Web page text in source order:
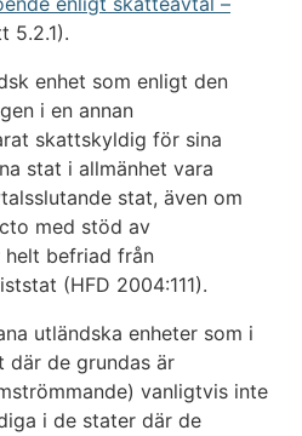
5.2.1).
enhet som enligt den
i en annan
skattskyldig för sina
stat i allmänhet vara
stat, även om
med stöd av
helt befriad från
(HFD 2004:111).
utländska enheter som i
där de grundas är
vanligtvis inte
i de stater där de